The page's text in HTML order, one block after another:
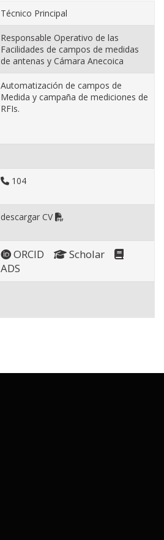
Técnico Principal
Responsable Operativo de las
Facilidades de campos de medidas
de antenas y Cámara Anecoica
Automatización de campos de
Medida y campaña de mediciones de
RFIs.
104
descargar CV
ORCID
Scholar
ADS